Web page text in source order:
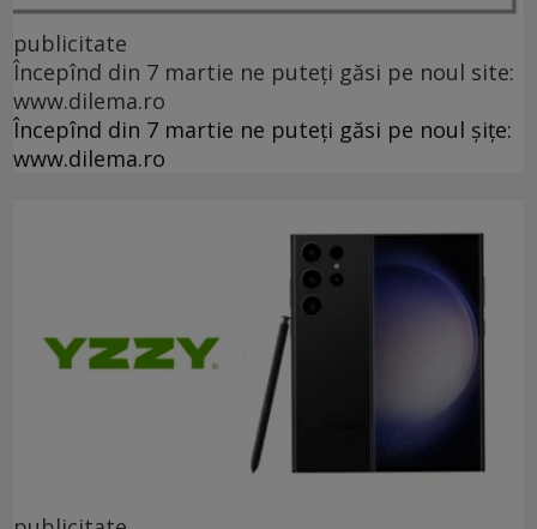
publicitate
Începînd din 7 martie ne puteți găsi pe noul site:
www.dilema.ro
Începînd din 7 martie ne puteți găsi pe noul șițe:
www.dilema.ro